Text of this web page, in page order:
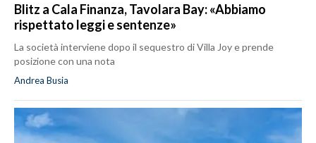
Blitz a Cala Finanza, Tavolara Bay: «Abbiamo
rispettato leggi e sentenze»
La società interviene dopo il sequestro di Villa Joy e prende
posizione con una nota
Andrea Busia